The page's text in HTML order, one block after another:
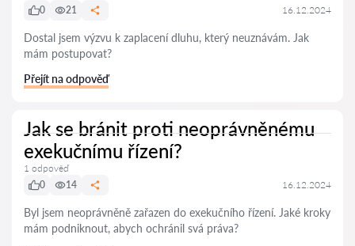
0
21 16.12.2024
Dostal jsem výzvu k zaplacení dluhu, který neuznávám. Jak
mám postupovat?
Přejít na odpověď
Jak se bránit proti neoprávněnému
exekučnímu řízení?
1 odpověď
0
14 16.12.2024
Byl jsem neoprávněně zařazen do exekučního řízení. Jaké kroky
mám podniknout, abych ochránil svá práva?